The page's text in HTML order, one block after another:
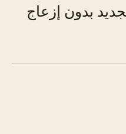
بدون إزعاج